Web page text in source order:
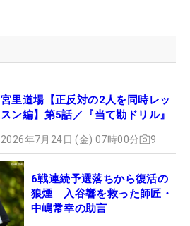
宮里道場【正反対の2人を同時レッ
スン編】第5話／『当て勘ドリル』
2026年7月24日 (金) 07時00分 9
6戦連続予選落ちから復活の
狼煙 入谷響を救った師匠・
中嶋常幸の助言